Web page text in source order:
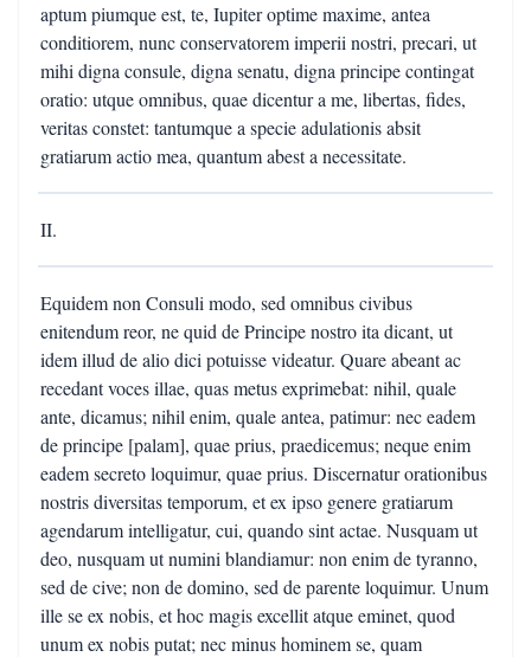
aptum piumque est, te, Iupiter optime maxime, antea
conditiorem, nunc conservatorem imperii nostri, precari, ut
mihi digna consule, digna senatu, digna principe contingat
oratio: utque omnibus, quae dicentur a me, libertas, fides,
veritas constet: tantumque a specie adulationis absit
gratiarum actio mea, quantum abest a necessitate.
II.
Equidem non Consuli modo, sed omnibus civibus
enitendum reor, ne quid de Principe nostro ita dicant, ut
idem illud de alio dici potuisse videatur. Quare abeant ac
recedant voces illae, quas metus exprimebat: nihil, quale
ante, dicamus; nihil enim, quale antea, patimur: nec eadem
de principe [palam], quae prius, praedicemus; neque enim
eadem secreto loquimur, quae prius. Discernatur orationibus
nostris diversitas temporum, et ex ipso genere gratiarum
agendarum intelligatur, cui, quando sint actae. Nusquam ut
deo, nusquam ut numini blandiamur: non enim de tyranno,
sed de cive; non de domino, sed de parente loquimur. Unum
ille se ex nobis, et hoc magis excellit atque eminet, quod
unum ex nobis putat; nec minus hominem se, quam